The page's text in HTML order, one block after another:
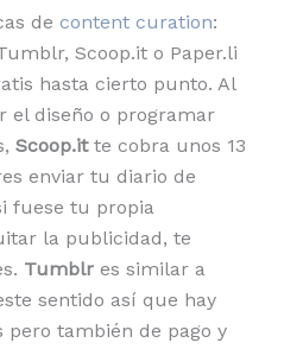
de content curation:
Scoop.it o Paper.li
hasta cierto punto. Al
el diseño o programar
Scoop.itte cobra unos 13
enviar tu diario de
fuese tu propia
la publicidad, te
Tumblres similar a
sentido así que hay
pero también de pago y